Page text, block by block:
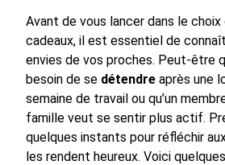
Avant de vous lancer dans le choix
cadeaux, il est essentiel de
envies de vos proches. Peut-être
besoin de se détendre après une
semaine de travail ou qu’un
famille veut se sentir plus actif.
quelques instants pour réfléchir
les rendent heureux. Voici